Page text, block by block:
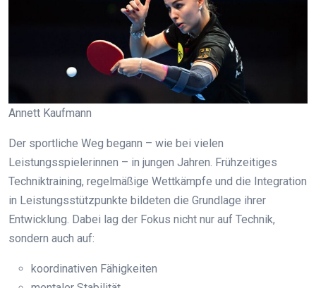
Annett Kaufmann
Der sportliche Weg begann – wie bei vielen
Leistungsspielerinnen – in jungen Jahren. Frühzeitiges
Techniktraining, regelmäßige Wettkämpfe und die Integration
in Leistungsstützpunkte bildeten die Grundlage ihrer
Entwicklung. Dabei lag der Fokus nicht nur auf Technik,
sondern auch auf:
koordinativen Fähigkeiten